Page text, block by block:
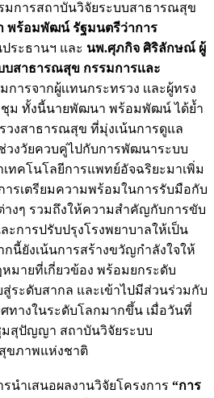
รสถาบันวิจัยระบบสาธารณสุข
พร้อมพัฒน์ รัฐมนตรีว่าการ
ประธานฯ และ นพ.ศุภกิจ ศิริลักษณ์ ผู้
สาธารณสุข กรรมการเเละ
ารจากผู้เเทนกระทรวง เเละผู้ทรง
ม ทั้งนี้นายพัฒนา พร้อมพัฒน์ ได้ย้ำ
วงสาธารณสุข ที่มุ่งเน้นการดูแล
งวัยควบคู่ไปกับการพัฒนาระบบ
ทคโนโลยีการแพทย์อัจฉริยะมาเพิ่ม
รเตรียมความพร้อมในการรับมือกับ
งๆ รวมถึงให้ความสำคัญกับการขับ
ะการปรับปรุงโรงพยาบาลให้เป็น
นี้ยังเน้นการสร้างขวัญกำลังใจให้
มายที่เกี่ยวข้อง พร้อมยกระดับ
ระดับสากล และเข้าไปมีส่วนร่วมกับ
ทางในระดับโลกมากขึ้น เมื่อวันที่
มสุปัญญา สถาบันวิจัยระบบ
ขภาพแห่งชาติ
เสนอผลงานวิจัยโครงการ “การ